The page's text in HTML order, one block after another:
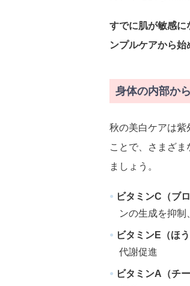
すでに肌が敏感に
ンプルケアから始
身体の内部か
秋の美白ケアは紫
ことで、さまざ
ましょう。
ビタミンC（ブ
ンの生成を抑
ビタミンE（ほ
代謝促進
ビタミンA（チ